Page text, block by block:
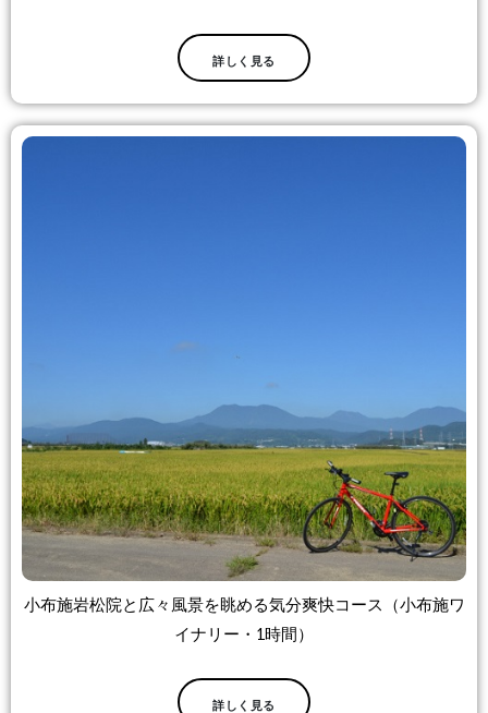
詳しく見る
小布施岩松院と広々風景を眺める気分爽快コース（小布施ワ
イナリー・1時間）
詳しく見る